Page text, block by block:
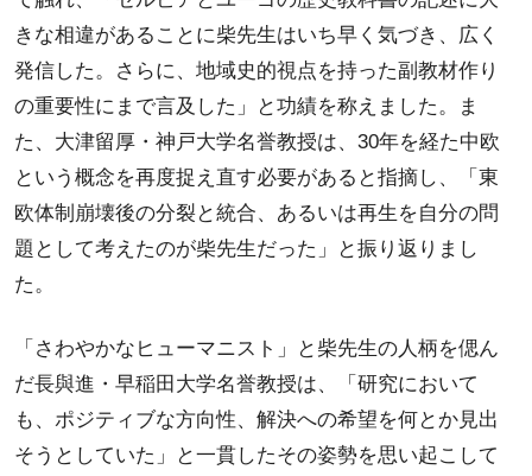
きな相違があることに柴先生はいち早く気づき、広く
発信した。さらに、地域史的視点を持った副教材作り
の重要性にまで言及した」と功績を称えました。ま
た、大津留厚・神戸大学名誉教授は、30年を経た中欧
という概念を再度捉え直す必要があると指摘し、「東
欧体制崩壊後の分裂と統合、あるいは再生を自分の問
題として考えたのが柴先生だった」と振り返りまし
た。
「さわやかなヒューマニスト」と柴先生の人柄を偲ん
だ長與進・早稲田大学名誉教授は、「研究において
も、ポジティブな方向性、解決への希望を何とか見出
そうとしていた」と一貫したその姿勢を思い起こして